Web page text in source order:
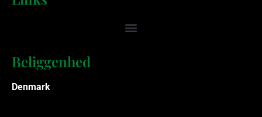
Beliggenhed
Denmark